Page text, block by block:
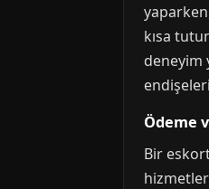
kısa
deneyim
Ödeme
Bir